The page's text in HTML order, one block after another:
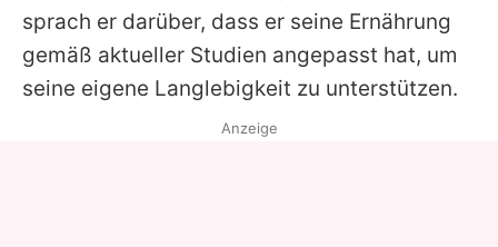
sprach er darüber, dass er seine Ernährung
gemäß aktueller Studien angepasst hat, um
seine eigene Langlebigkeit zu unterstützen.
Anzeige